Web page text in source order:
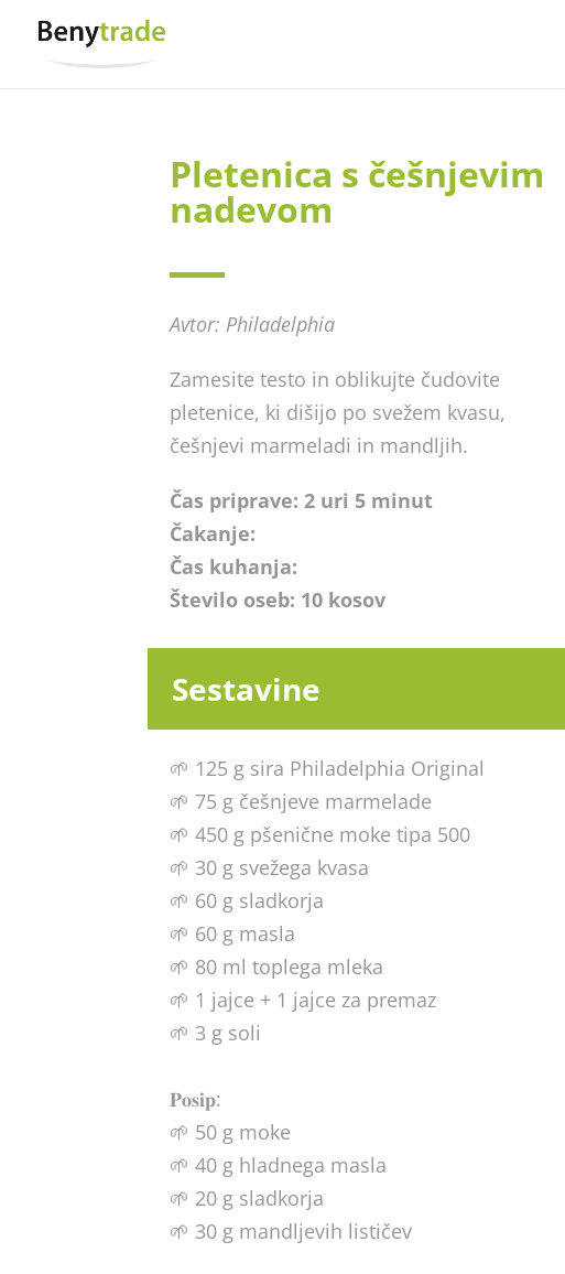
Pletenica s češnjevim
nadevom
Avtor: Philadelphia
Zamesite testo in oblikujte čudovite
pletenice, ki dišijo po svežem kvasu,
češnjevi marmeladi in mandljih.
Čas priprave: 2 uri 5 minut
Čakanje:
Čas kuhanja:
Število oseb: 10 kosov
Sestavine
🌱 125 g sira Philadelphia Original
🌱 75 g češnjeve marmelade
🌱 450 g pšenične moke tipa 500
🌱 30 g svežega kvasa
🌱 60 g sladkorja
🌱 60 g masla
🌱 80 ml toplega mleka
🌱 1 jajce + 1 jajce za premaz
🌱 3 g soli
𝐏𝐨𝐬𝐢𝐩:
🌱 50 g moke
🌱 40 g hladnega masla
🌱 20 g sladkorja
🌱 30 g mandljevih lističev